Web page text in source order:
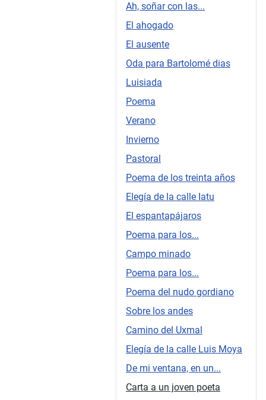
Ah, soñar con las...
El ahogado
El ausente
Oda para Bartolomé dias
Luisiada
Poema
Verano
Invierno
Pastoral
Poema de los treinta años
Elegía de la calle Iatu
El espantapájaros
Poema para los...
Campo minado
Poema para los...
Poema del nudo gordiano
Sobre los andes
Camino del Uxmal
Elegía de la calle Luis Moya
De mi ventana, en un...
Carta a un joven poeta